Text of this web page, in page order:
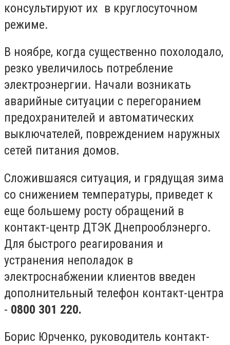
консультируют их в круглосуточном
режиме.
В ноябре, когда существенно похолодало,
резко увеличилось потребление
электроэнергии. Начали возникать
аварийные ситуации с перегоранием
предохранителей и автоматических
выключателей, повреждением наружных
сетей питания домов.
Сложившаяся ситуация, и грядущая зима
со снижением температуры, приведет к
еще большему росту обращений в
контакт-центр ДТЭК Днепрооблэнерго.
Для быстрого реагирования и
устранения неполадок в
электроснабжении клиентов введен
дополнительный телефон контакт-центра
- 0800 301 220.
Борис Юрченко, руководитель контакт-